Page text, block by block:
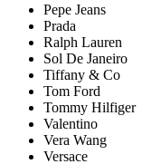
Pepe Jeans
Prada
Ralph Lauren
Sol De Janeiro
Tiffany & Co
Tom Ford
Tommy Hilfiger
Valentino
Vera Wang
Versace